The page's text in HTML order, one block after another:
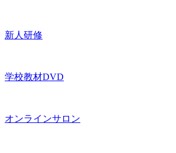
新人研修
学校教材DVD
オンラインサロン